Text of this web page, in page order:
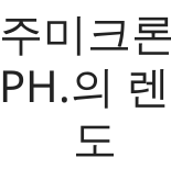
미크
의
도